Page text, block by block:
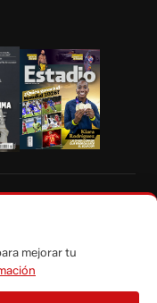
de Vistazo.com.
mejorar tu